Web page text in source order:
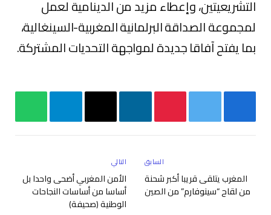
التشريعيتين، وإعطاء مزيد من الدينامية لعمل
لمجموعة الصداقة البرلمانية المغربية-السينغالية،
بما يفتح آفاقا جديدة لمواجهة التحديات المشتركة.
فيسبوك تويتر بينتيريست لينكدإن
البريد
تيلقرام واتساب
السابق
المغرب يتلقى قريبا أكبر شحنة
من لقاح “سينوفارم” من الصين
التالي
الأمن المغربي أضحى واحدا بل
أساسا من أساسات النجاحات
الوطنية (صحيفة)